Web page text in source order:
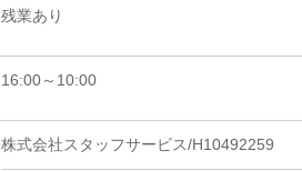
残業あり
16:00～10:00
株式会社スタッフサービス/H10492259